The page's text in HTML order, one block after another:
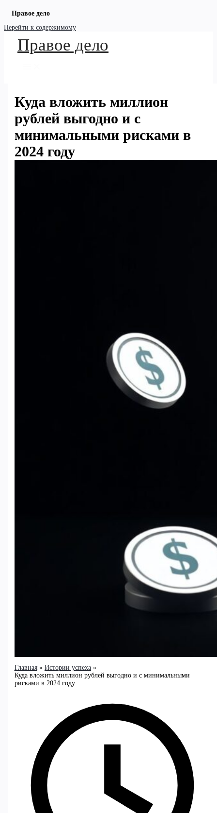
Правое дело
Перейти к содержимому
Правое дело
Куда вложить миллион
рублей выгодно и с
минимальными рисками в
2024 году
Главная
Истории успеха
Куда вложить миллион рублей выгодно и с минимальными
рисками в 2024 году